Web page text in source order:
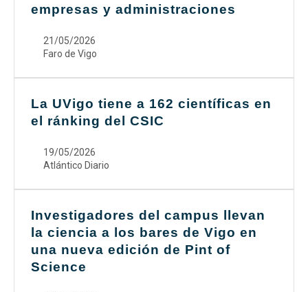
empresas y administraciones
21/05/2026
Faro de Vigo
La UVigo tiene a 162 científicas en
el ránking del CSIC
19/05/2026
Atlántico Diario
Investigadores del campus llevan
la ciencia a los bares de Vigo en
una nueva edición de Pint of
Science